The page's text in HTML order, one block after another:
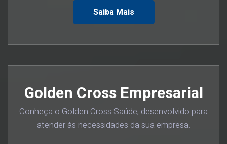
Saiba Mais
Golden Cross Empresarial
Conheça o Golden Cross Saúde, desenvolvido para
atender às necessidades da sua empresa.